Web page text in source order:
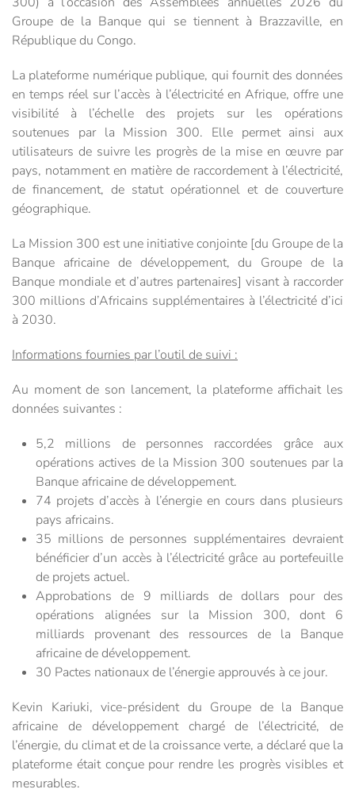
Groupe de la Banque qui se tiennent à Brazzaville, en
République du Congo.
La plateforme numérique publique, qui fournit des données
en temps réel sur l’accès à l’électricité en Afrique, offre une
visibilité à l’échelle des projets sur les opérations
soutenues par la Mission 300. Elle permet ainsi aux
utilisateurs de suivre les progrès de la mise en œuvre par
pays, notamment en matière de raccordement à l’électricité,
de financement, de statut opérationnel et de couverture
géographique.
La Mission 300 est une initiative conjointe [du Groupe de la
Banque africaine de développement, du Groupe de la
Banque mondiale et d’autres partenaires] visant à raccorder
300 millions d’Africains supplémentaires à l’électricité d’ici
à 2030.
Informations fournies par l’outil de suivi :
Au moment de son lancement, la plateforme affichait les
données suivantes :
5,2 millions de personnes raccordées grâce aux
opérations actives de la Mission 300 soutenues par la
Banque africaine de développement.
74 projets d’accès à l’énergie en cours dans plusieurs
pays africains.
35 millions de personnes supplémentaires devraient
bénéficier d’un accès à l’électricité grâce au portefeuille
de projets actuel.
Approbations de 9 milliards de dollars pour des
opérations alignées sur la Mission 300, dont 6
milliards provenant des ressources de la Banque
africaine de développement.
30 Pactes nationaux de l’énergie approuvés à ce jour.
Kevin Kariuki, vice-président du Groupe de la Banque
africaine de développement chargé de l’électricité, de
l’énergie, du climat et de la croissance verte, a déclaré que la
plateforme était conçue pour rendre les progrès visibles et
mesurables.